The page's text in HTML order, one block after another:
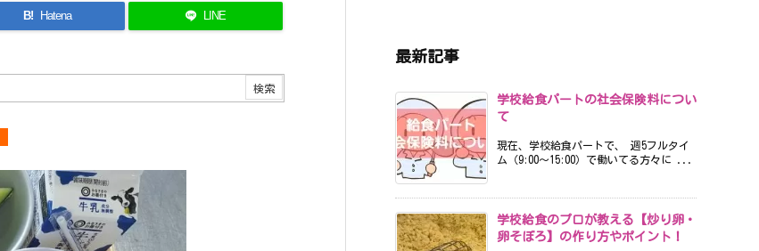
B! Hatena LINE
最新記事
学校給食パートの社会保険料につい
て
現在、学校給食パートで、 週5フルタイ
ム（9:00〜15:00）で働いてる方々に ...
学校給食のプロが教える【炒り卵・
卵そぼろ】の作り方やポイント！